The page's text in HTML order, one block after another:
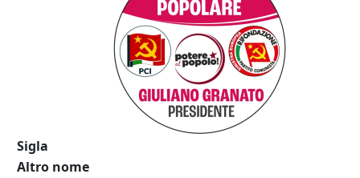
Sigla
Altro nome